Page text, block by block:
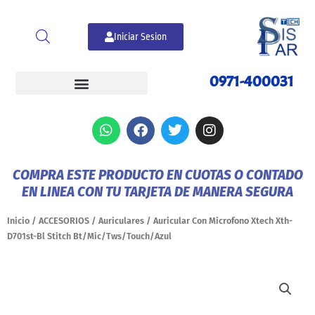
contenido
Iniciar Sesion
0971-400031
W
h
s
a
p
F
a
b
o
k
T
w
t
e
I
n
a
g
a
COMPRA ESTE PRODUCTO EN CUOTAS O CONTADO
EN LINEA CON TU TARJETA DE MANERA SEGURA
Inicio / ACCESORIOS / Auriculares / Auricular Con Microfono Xtech Xth-
D701st-Bl Stitch Bt/Mic/Tws/Touch/Azul